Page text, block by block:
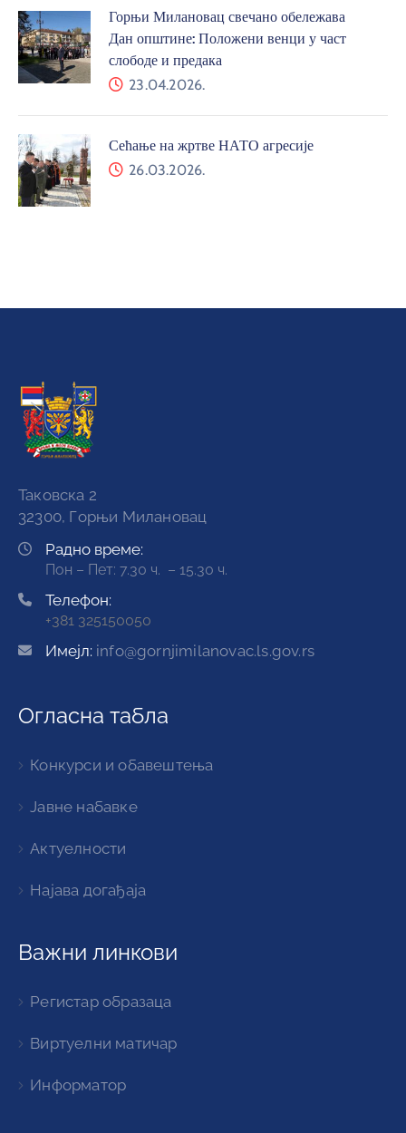
Горњи Милановац свечано обележава
Дан општине: Положени венци у част
слободе и предака
23.04.2026.
Сећање на жртве НАТО агресије
26.03.2026.
Таковска 2
32300, Горњи Милановац
Радно време:
Пон – Пет: 7.30 ч. – 15.30 ч.
Телефон:
+381 325150050
Имејл: info@gornjimilanovac.ls.gov.rs
Огласна табла
Конкурси и обавештења
Јавне набавке
Актуелности
Најава догађаја
Важни линкови
Регистар образаца
Виртуелни матичар
Информатор